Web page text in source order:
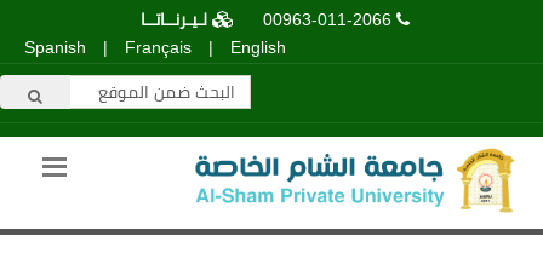
00963-011-2066
لـيـرنــاتــا
English
|
Français
|
Spanish